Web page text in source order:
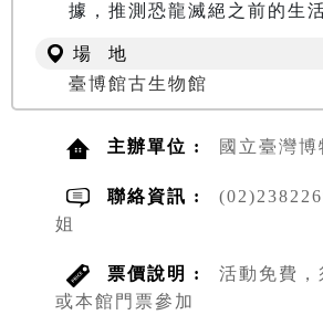
據，推測恐龍滅絕之前的生
場 地
臺博館古生物館
主辦單位 : 國立臺灣博
聯絡資訊 :
姐
票價說明 :
活動免費，
或本館門票參加